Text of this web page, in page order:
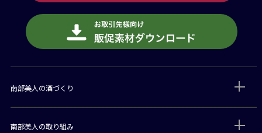
南部美人の酒づくり
南部美人の取り組み